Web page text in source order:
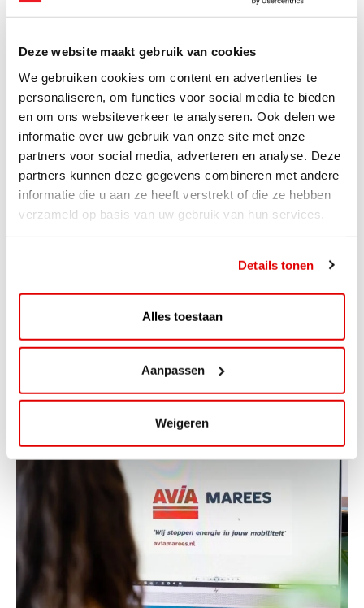
Deze website maakt gebruik van cookies
We gebruiken cookies om content en advertenties te
personaliseren, om functies voor social media te bieden
en om ons websiteverkeer te analyseren. Ook delen we
informatie over uw gebruik van onze site met onze
partners voor social media, adverteren en analyse. Deze
partners kunnen deze gegevens combineren met andere
informatie die u aan ze heeft verstrekt of die ze hebben
verzameld op basis van uw gebruik van hun services.
Details tonen
Alles toestaan
Aanpassen
Weigeren
ViaAVIA Super Deal: 20% korting bij
ViaLuxury Hotels
Toe aan een ontspannen nachtje...
Lees verder